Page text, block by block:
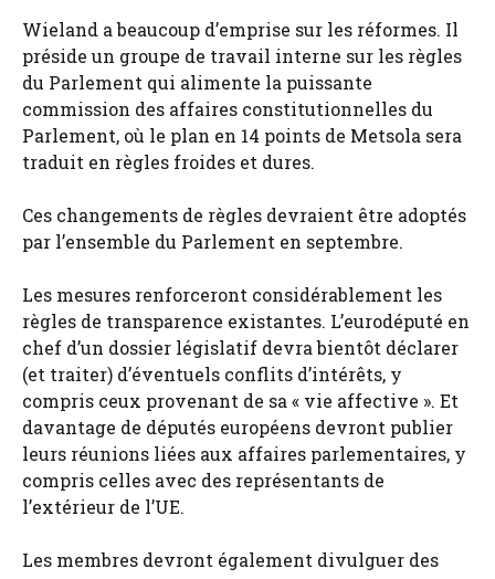
Wieland a beaucoup d’emprise sur les réformes. Il
préside un groupe de travail interne sur les règles
du Parlement qui alimente la puissante
commission des affaires constitutionnelles du
Parlement, où le plan en 14 points de Metsola sera
traduit en règles froides et dures.
Ces changements de règles devraient être adoptés
par l’ensemble du Parlement en septembre.
Les mesures renforceront considérablement les
règles de transparence existantes. L’eurodéputé en
chef d’un dossier législatif devra bientôt déclarer
(et traiter) d’éventuels conflits d’intérêts, y
compris ceux provenant de sa « vie affective ». Et
davantage de députés européens devront publier
leurs réunions liées aux affaires parlementaires, y
compris celles avec des représentants de
l’extérieur de l’UE.
Les membres devront également divulguer des